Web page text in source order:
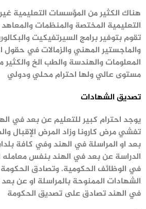
هناك الكثير من المؤسسات التعليمية
التعليمية المختصة والمنظمات والمعاهد
تقوم بتوفير برامج السيرتفيكيت
والماجستير المهني والزمالات في حقول
المعلومات والهندسة والطب الخ
مستوى عالي ولها احترام محلي ودولي
تصديق الشهادات
يوجد احترام كبير للتعليم عن بعد في
تفشي مرض كارونا وزاد المرض الإقبال
بعد او المراسلة في الهند وفي كافة
الدراسة عن بعد في الهند بنفس معامله
في الوظائف الحكومية. وتصادق الحكومة
الشهادات الممنوحة بالمراسلة او عن بعد
في الهند تصادق على تصديق الحكومة